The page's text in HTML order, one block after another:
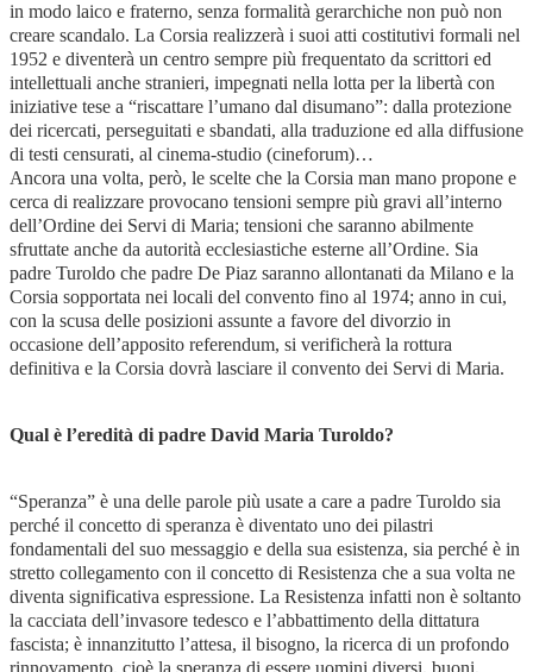
in modo laico e fraterno, senza formalità gerarchiche non può non
creare scandalo. La Corsia realizzerà i suoi atti costitutivi formali nel
1952 e diventerà un centro sempre più frequentato da scrittori ed
intellettuali anche stranieri, impegnati nella lotta per la libertà con
iniziative tese a “riscattare l’umano dal disumano”: dalla protezione
dei ricercati, perseguitati e sbandati, alla traduzione ed alla diffusione
di testi censurati, al cinema-studio (cineforum)…
Ancora una volta, però, le scelte che la Corsia man mano propone e
cerca di realizzare provocano tensioni sempre più gravi all’interno
dell’Ordine dei Servi di Maria; tensioni che saranno abilmente
sfruttate anche da autorità ecclesiastiche esterne all’Ordine. Sia
padre Turoldo che padre De Piaz saranno allontanati da Milano e la
Corsia sopportata nei locali del convento fino al 1974; anno in cui,
con la scusa delle posizioni assunte a favore del divorzio in
occasione dell’apposito referendum, si verificherà la rottura
definitiva e la Corsia dovrà lasciare il convento dei Servi di Maria.
Qual è l’eredità di padre David Maria Turoldo?
“Speranza” è una delle parole più usate a care a padre Turoldo sia
perché il concetto di speranza è diventato uno dei pilastri
fondamentali del suo messaggio e della sua esistenza, sia perché è in
stretto collegamento con il concetto di Resistenza che a sua volta ne
diventa significativa espressione. La Resistenza infatti non è soltanto
la cacciata dell’invasore tedesco e l’abbattimento della dittatura
fascista; è innanzitutto l’attesa, il bisogno, la ricerca di un profondo
rinnovamento, cioè la speranza di essere uomini diversi, buoni,